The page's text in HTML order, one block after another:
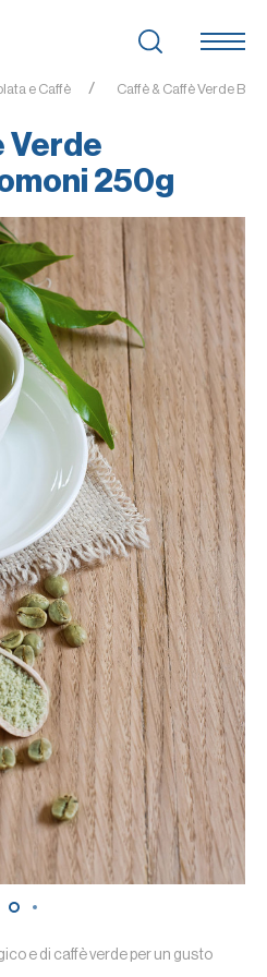
e Caffè Caffè & Caffè Verde
Verde
250g
e di caffè verde per un gusto